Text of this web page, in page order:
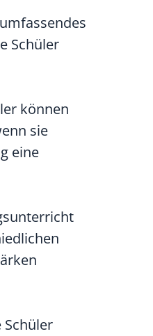
Schüler
können
sie
eine
Schüler